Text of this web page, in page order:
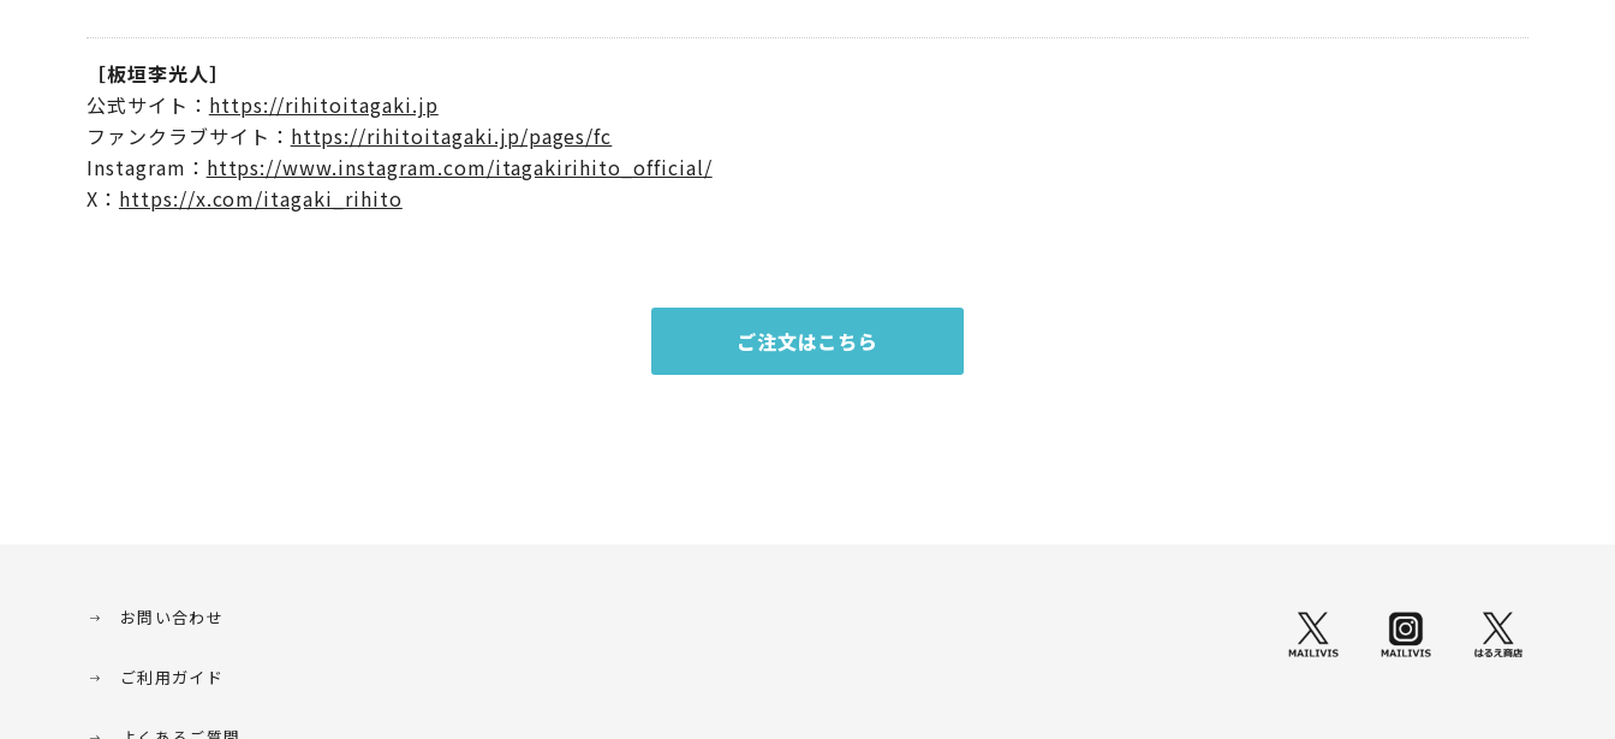
［板垣李光人］
公式サイト： https://rihitoitagaki.jp
ファンクラブサイト： https://rihitoitagaki.jp/pages/fc
Instagram： https://www.instagram.com/itagakirihito_official/
X： https://x.com/itagaki_rihito
ご注文はこちら
お問い合わせ
ご利用ガイド